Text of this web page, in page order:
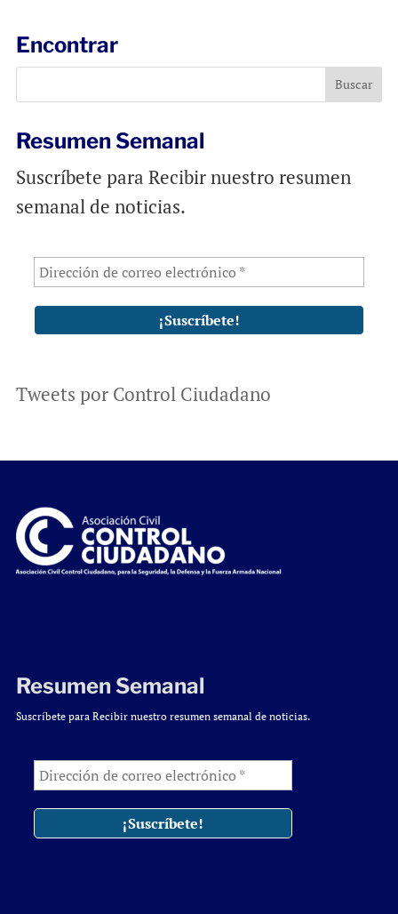
o
k
p
Encontrar
Resumen Semanal
Suscríbete para Recibir nuestro resumen
semanal de noticias.
Tweets por Control Ciudadano
Resumen Semanal
Suscríbete para Recibir nuestro resumen semanal de noticias.